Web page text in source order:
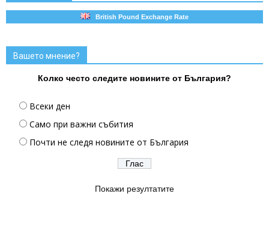
British Pound Exchange Rate
Вашето мнение?
Колко често следите новините от България?
Всеки ден
Само при важни събития
Почти не следя новините от България
Покажи резултатите